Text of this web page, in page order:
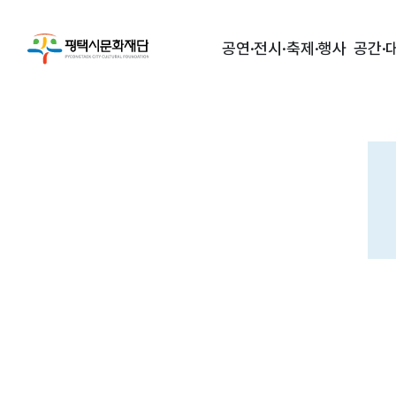
공연·전시·축제·행사 공간·